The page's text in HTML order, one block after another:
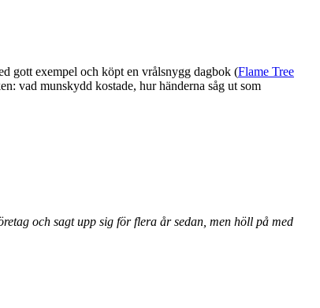
gott exempel och köpt en vrålsnygg dagbok (Flame Tree
vad munskydd kostade, hur händerna såg ut som
och sagt upp sig för flera år sedan, men höll på med